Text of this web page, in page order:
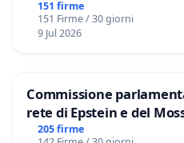
Marco Polo tariffa a € 1,50
151 firme
151 Firme / 30 giorni
9 Jul 2026
Commissione
rete di Epstein e del
Files
205 firme